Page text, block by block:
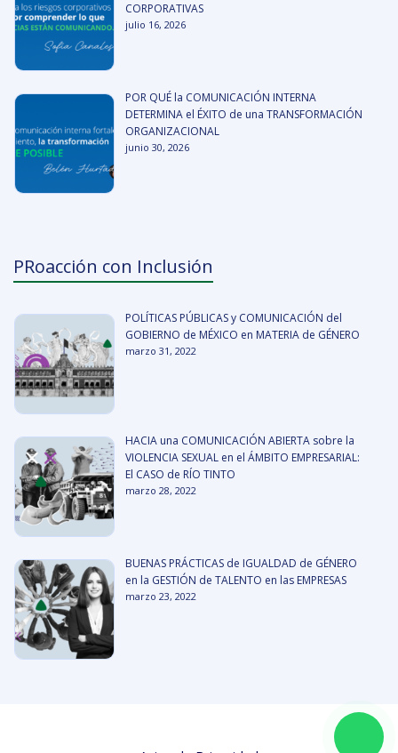
CORPORATIVAS
julio 16, 2026
POR QUÉ la COMUNICACIÓN INTERNA
DETERMINA el ÉXITO de una TRANSFORMACIÓN
ORGANIZACIONAL
junio 30, 2026
PRoacción con Inclusión
POLÍTICAS PÚBLICAS y COMUNICACIÓN del
GOBIERNO de MÉXICO en MATERIA de GÉNERO
marzo 31, 2022
HACIA una COMUNICACIÓN ABIERTA sobre la
VIOLENCIA SEXUAL en el ÁMBITO EMPRESARIAL:
El CASO de RÍO TINTO
marzo 28, 2022
BUENAS PRÁCTICAS de IGUALDAD de GÉNERO
en la GESTIÓN de TALENTO en las EMPRESAS
marzo 23, 2022